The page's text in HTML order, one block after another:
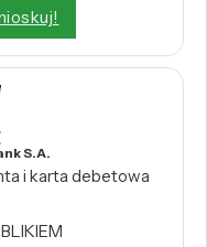
S.A.
i karta debetowa